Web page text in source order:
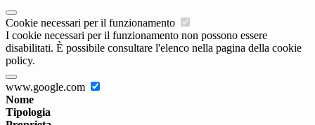
Cookie necessari per il funzionamento
I cookie necessari per il funzionamento non possono essere
disabilitati. È possibile consultare l'elenco nella pagina della cookie
policy.
www.google.com
Nome
Tipologia